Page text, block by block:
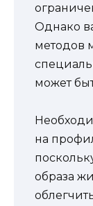
Однако
методов
может
на
образа